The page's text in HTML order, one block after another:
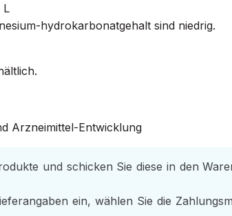
L
hydrokarbonatgehalt sind niedrig.
Arzneimittel-Entwicklung
und schicken Sie diese in den
ein, wählen Sie die